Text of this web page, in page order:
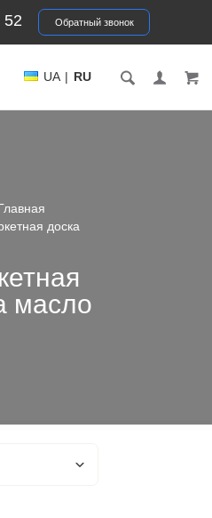
52 Обратный звонок
UA | RU
доска
масло